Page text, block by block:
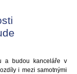
a budou kanceláře v
i mezi samotnými